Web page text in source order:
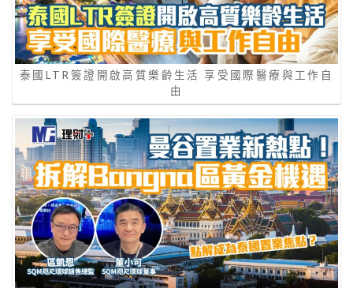
泰國LTR簽證開啟高質樂齡生活 享受國際醫療與工作自
由